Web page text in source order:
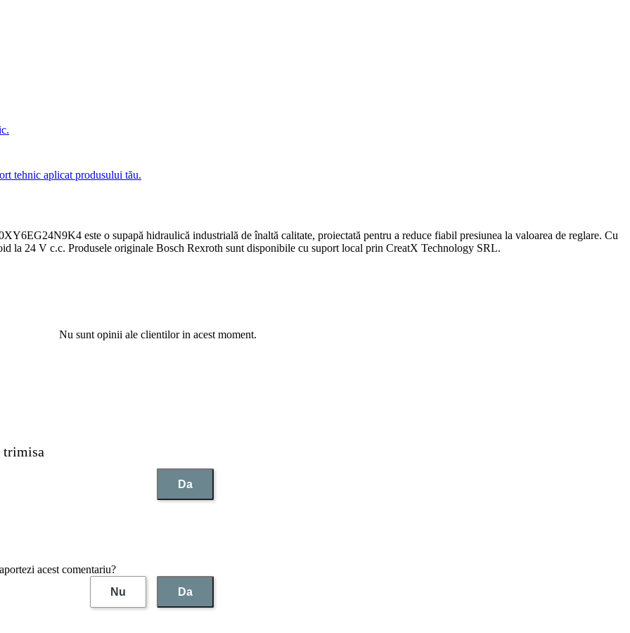
tehnic aplicat produsului tău.
este o supapă hidraulică industrială de înaltă calitate, proiectată pentru a reduce fiabil presiunea la valoarea de reglare. Cu
la 24 V c.c. Produsele originale Bosch Rexroth sunt disponibile cu suport local prin CreatX Technology SRL.
Nu sunt opinii ale clientilor in acest moment.
trimisa
Da
acest comentariu?
Nu
Da